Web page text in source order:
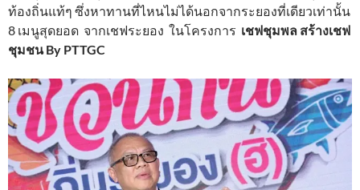
ท้องถิ่นแท้ๆ ซึ่งหาทานที่ไหนไม่ได้นอกจากระยองที่เดียวเท่านั้น
8 เมนูสุดยอด จากเชฟระยอง ในโครงการ เชฟชุมพล สร้างเชฟ
ชุมชน By PTTGC